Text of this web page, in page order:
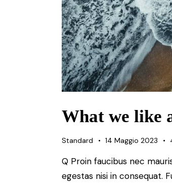
What we like
Standard 14 Maggio 2023
Q Proin faucibus nec
egestas nisi in consequat.